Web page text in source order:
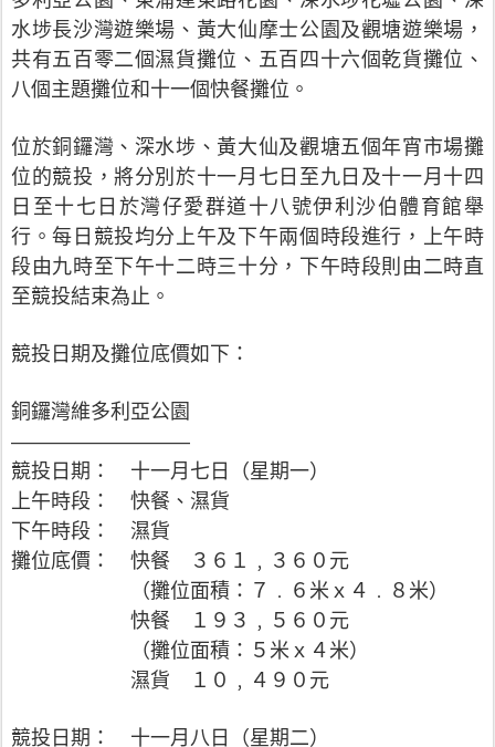
水埗長沙灣遊樂場、黃大仙摩士公園及觀塘遊樂場，
共有五百零二個濕貨攤位、五百四十六個乾貨攤位、
八個主題攤位和十一個快餐攤位。
位於銅鑼灣、深水埗、黃大仙及觀塘五個年宵市場攤
位的競投，將分別於十一月七日至九日及十一月十四
日至十七日於灣仔愛群道十八號伊利沙伯體育館舉
行。每日競投均分上午及下午兩個時段進行，上午時
段由九時至下午十二時三十分，下午時段則由二時直
至競投結束為止。
競投日期及攤位底價如下：
銅鑼灣維多利亞公園
—————————
競投日期： 十一月七日（星期一）
上午時段： 快餐、濕貨
下午時段： 濕貨
攤位底價： 快餐 ３６１﹐３６０元
（攤位面積：７﹒６米ｘ４﹒８米）
快餐 １９３﹐５６０元
（攤位面積：５米ｘ４米）
濕貨 １０﹐４９０元
競投日期： 十一月八日（星期二）